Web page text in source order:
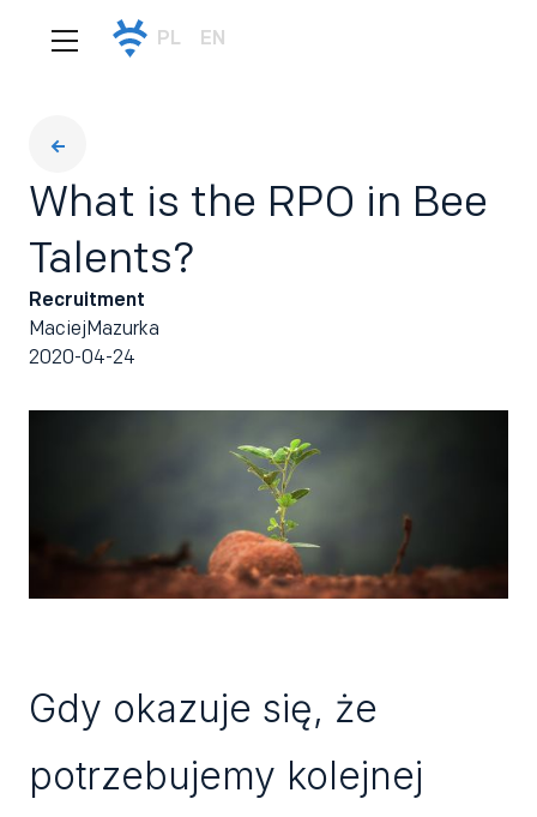
PL EN
What is the RPO in Bee
Talents?
Recruitment
MaciejMazurka
2020-04-24
Gdy okazuje się, że
potrzebujemy kolejnej